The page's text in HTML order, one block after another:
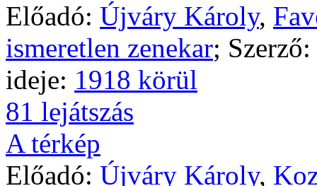
Előadó: Újváry Károly,
ismeretlen zenekar; Szerző:
ideje: 1918 körül
81 lejátszás
A térkép
Előadó: Újváry Károly,